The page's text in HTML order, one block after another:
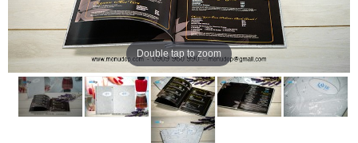
Double tap to zoom